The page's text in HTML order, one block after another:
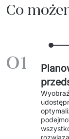
↳ AI
↳ AI
↳ AI Solutions
Migracja
↳ Migracja
↳ Migracje
Start-upy i
Co
01